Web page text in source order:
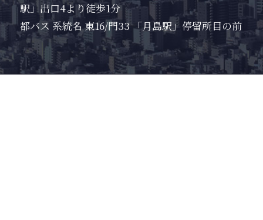
駅」出口4より徒歩1分
都バス 系統名 東16/門33 「月島駅」停留所目の前